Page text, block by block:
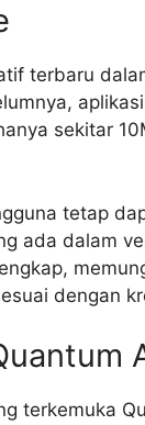
terbaru
sekitar
tetap
ada dalam
dengan
terkemuka